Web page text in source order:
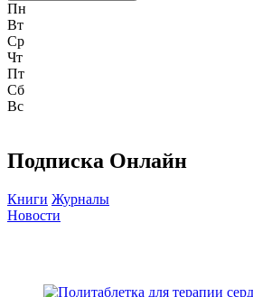
Пн
Вт
Ср
Чт
Пт
Сб
Вс
Подписка Онлайн
Книги Журналы
Новости